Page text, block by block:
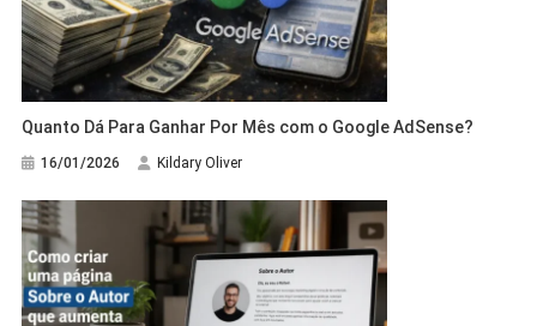
Quanto Dá Para Ganhar Por Mês com o Google AdSense?
16/01/2026 Kildary Oliver